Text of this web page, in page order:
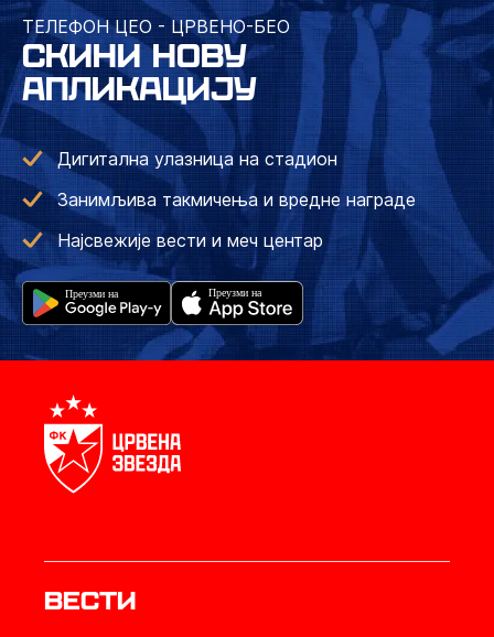
ТЕЛЕФОН ЦЕО - ЦРВЕНО-БЕО
СКИНИ НОВУ
АПЛИКАЦИЈУ
Дигитална улазница на стадион
Занимљива такмичења и вредне награде
Најсвежије вести и меч центар
Вести